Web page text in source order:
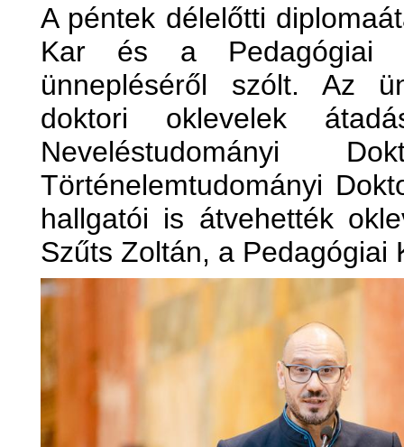
A péntek délelőtti
Kar és a Pedagógiai
ünnepléséről szólt. Az
doktori oklevelek
Történelemtudományi
hallgatói is átvehették
Szűts Zoltán, a Pedagógiai